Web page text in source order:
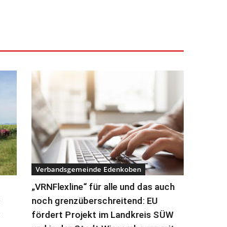
Verbandsgemeinde Edenkoben
„VRNFlexline“ für alle und das auch
noch grenzüberschreitend: EU
fördert Projekt im Landkreis SÜW